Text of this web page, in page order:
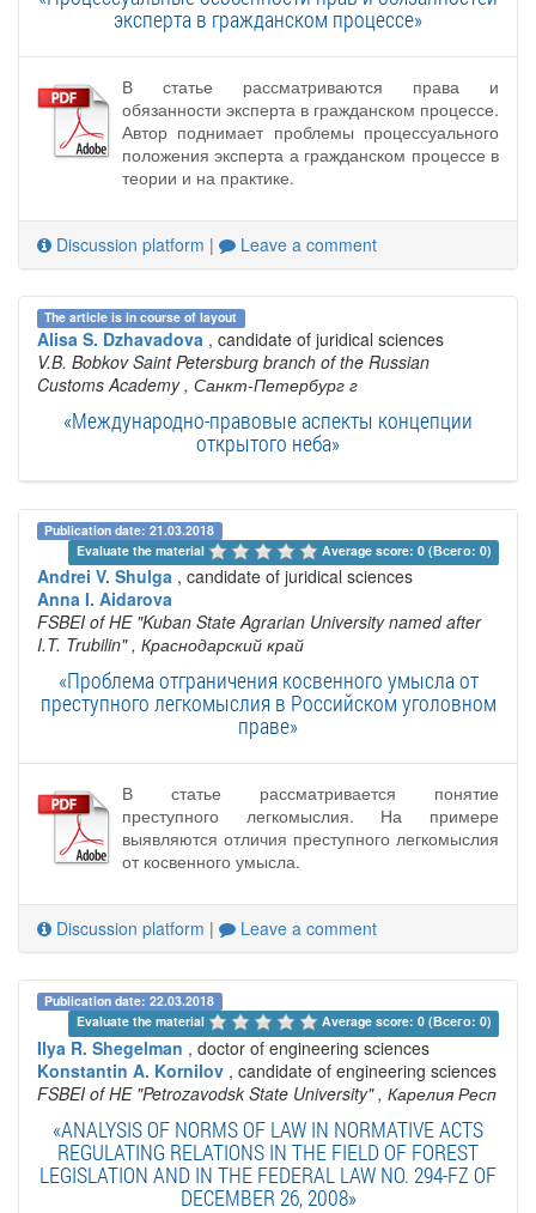
эксперта в гражданском процессе»
В статье рассматриваются права и
обязанности эксперта в гражданском процессе.
Автор поднимает проблемы процессуального
положения эксперта а гражданском процессе в
теории и на практике.
Discussion platform | Leave a comment
The article is in course of layout
Alisa S. Dzhavadova , candidate of juridical sciences
V.B. Bobkov Saint Petersburg branch of the Russian
Customs Academy , Санкт-Петербург г
«Международно-правовые аспекты концепции
открытого неба»
Publication date: 21.03.2018
Evaluate the material
Average score: 0 (Всего: 0)
Andrei V. Shulga , candidate of juridical sciences
Anna I. Aidarova
FSBEI of HE "Kuban State Agrarian University named after
I.T. Trubilin" , Краснодарский край
«Проблема отграничения косвенного умысла от
преступного легкомыслия в Российском уголовном
праве»
В статье рассматривается понятие
преступного легкомыслия. На примере
выявляются отличия преступного легкомыслия
от косвенного умысла.
Discussion platform | Leave a comment
Publication date: 22.03.2018
Evaluate the material
Average score: 0 (Всего: 0)
Ilya R. Shegelman , doctor of engineering sciences
Konstantin A. Kornilov , candidate of engineering sciences
FSBEI of HE "Petrozavodsk State University" , Карелия Респ
«ANALYSIS OF NORMS OF LAW IN NORMATIVE ACTS
REGULATING RELATIONS IN THE FIELD OF FOREST
LEGISLATION AND IN THE FEDERAL LAW NO. 294-FZ OF
DECEMBER 26, 2008»